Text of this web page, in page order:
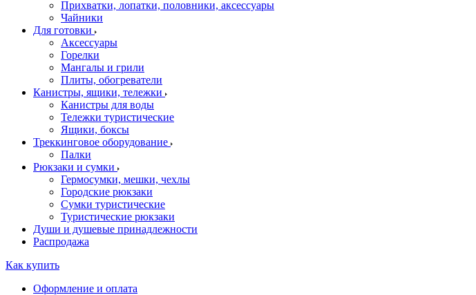
Прихватки, лопатки, половники, аксессуары
Чайники
Для готовки
Аксессуары
Горелки
Мангалы и грили
Плиты, обогреватели
Канистры, ящики, тележки
Канистры для воды
Тележки туристические
Ящики, боксы
Треккинговое оборудование
Палки
Рюкзаки и сумки
Гермосумки, мешки, чехлы
Городские рюкзаки
Сумки туристические
Туристические рюкзаки
Души и душевые принадлежности
Распродажа
Как купить
Оформление и оплата